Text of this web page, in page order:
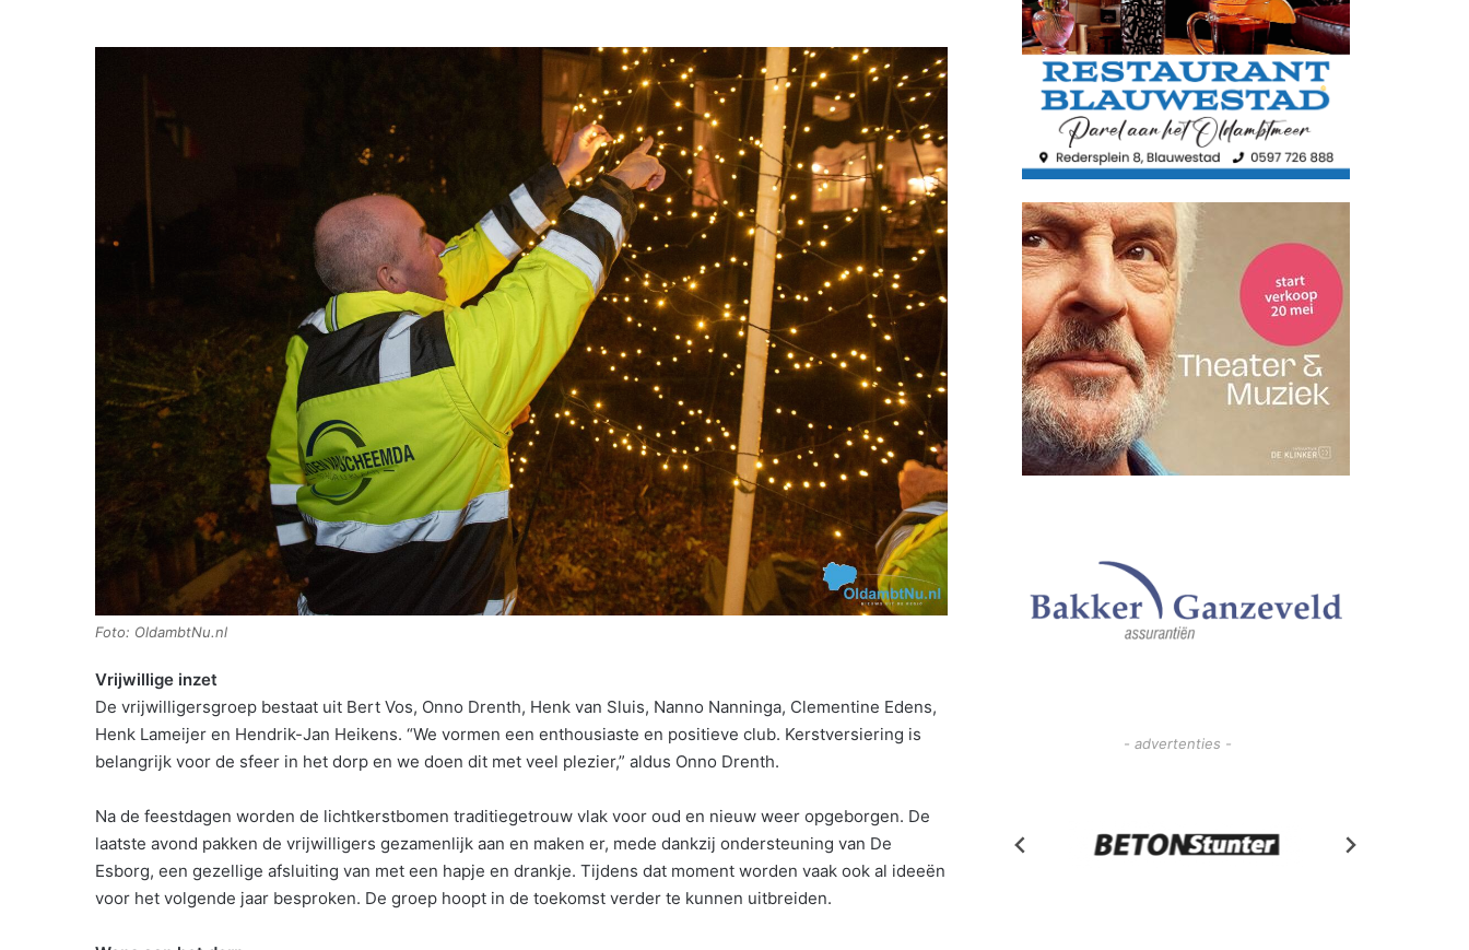
Foto: OldambtNu.nl
Vrijwillige inzet
De vrijwilligersgroep bestaat uit Bert Vos, Onno Drenth, Henk van Sluis, Nanno Nanninga, Clementine Edens,
Henk Lameijer en Hendrik-Jan Heikens. “We vormen een enthousiaste en positieve club. Kerstversiering is
belangrijk voor de sfeer in het dorp en we doen dit met veel plezier,” aldus Onno Drenth.
Na de feestdagen worden de lichtkerstbomen traditiegetrouw vlak voor oud en nieuw weer opgeborgen. De
laatste avond pakken de vrijwilligers gezamenlijk aan en maken er, mede dankzij ondersteuning van De
Esborg, een gezellige afsluiting van met een hapje en drankje. Tijdens dat moment worden vaak ook al ideeën
voor het volgende jaar besproken. De groep hoopt in de toekomst verder te kunnen uitbreiden.
- advertenties -